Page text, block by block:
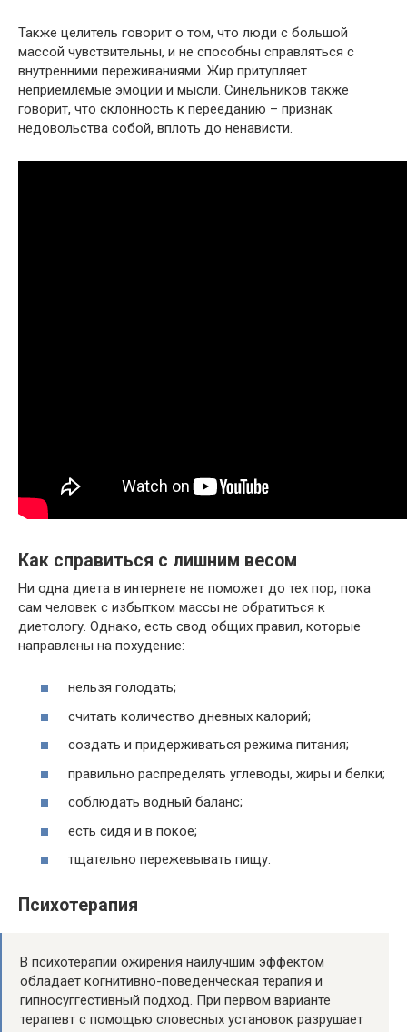
Также целитель говорит о том, что люди с большой
массой чувствительны, и не способны справляться с
внутренними переживаниями. Жир притупляет
неприемлемые эмоции и мысли. Синельников также
говорит, что склонность к перееданию – признак
недовольства собой, вплоть до ненависти.
Как справиться с лишним весом
Ни одна диета в интернете не поможет до тех пор, пока
сам человек с избытком массы не обратиться к
диетологу. Однако, есть свод общих правил, которые
направлены на похудение:
нельзя голодать;
считать количество дневных калорий;
создать и придерживаться режима питания;
правильно распределять углеводы, жиры и белки;
соблюдать водный баланс;
есть сидя и в покое;
тщательно пережевывать пищу.
Психотерапия
В психотерапии ожирения наилучшим эффектом
обладает когнитивно-поведенческая терапия и
гипносуггестивный подход. При первом варианте
терапевт с помощью словесных установок разрушает